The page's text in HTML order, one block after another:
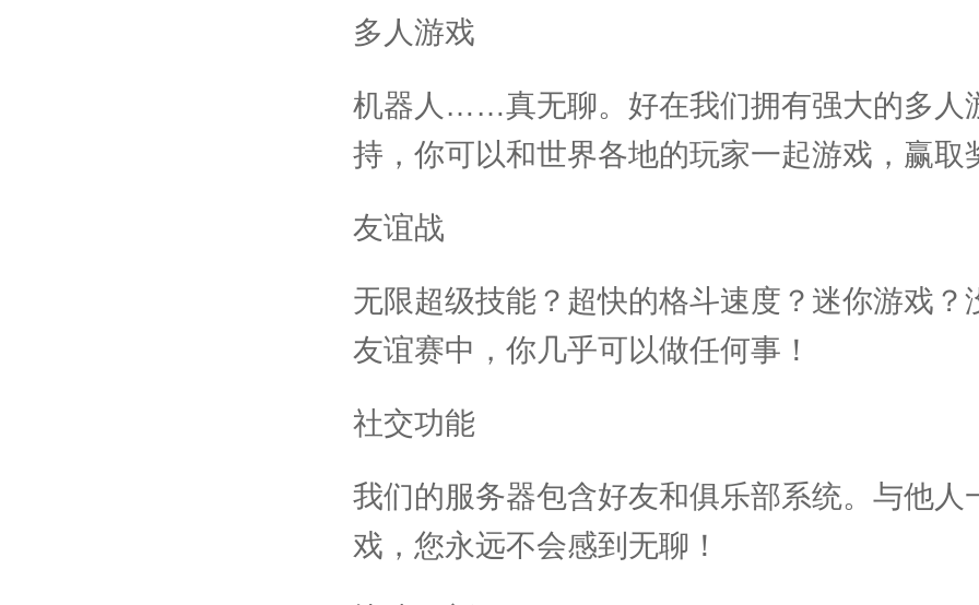
多人游戏
机器人……真无聊。好在我们拥有强大的多人
持，你可以和世界各地的玩家一起游戏，赢取
友谊战
无限超级技能？超快的格斗速度？迷你游戏？
友谊赛中，你几乎可以做任何事！
社交功能
我们的服务器包含好友和俱乐部系统。与他人
戏，您永远不会感到无聊！